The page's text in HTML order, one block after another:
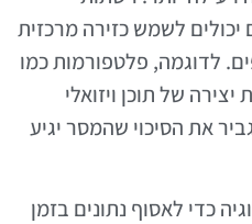
לשמש כזירה מרכזית
לדוגמה, פלטפורמות כמו
של תוכן ויזואלי
את הסיכוי שהמסר יגיע
כדי לאסוף נתונים בזמן